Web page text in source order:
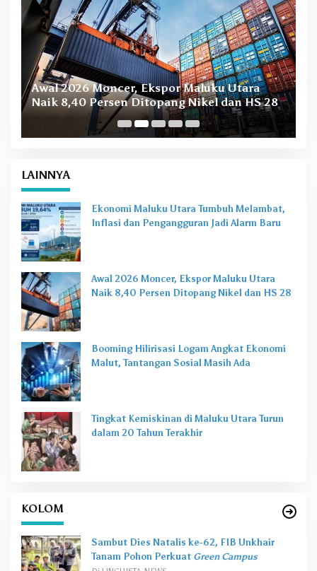
Awal 2026 Moncer, Ekspor Maluku Utara
Naik 8,40 Persen Ditopang Nikel dan HS 28
LAINNYA
Ekonomi Maluku Utara Tumbuh Melambat,
Inflasi dan Pengangguran Jadi Alarm Baru
Awal 2026 Moncer, Ekspor Maluku Utara
Naik 8,40 Persen Ditopang Nikel dan HS 28
Booming Hilirisasi Logam Angkat Ekonomi
Malut, Tantangan Sosial Masih Ada
Tingkat Kemiskinan di Maluku Utara Turun
dalam 20 Tahun Terakhir
KOLOM
Sambut Dies Natalis ke-62, FIB Unkhair
Tanam Pohon Perkuat Green Campus